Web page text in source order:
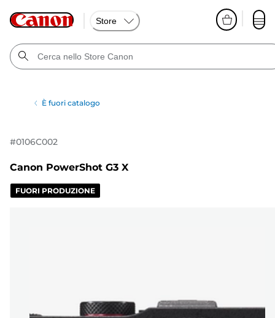
Store
È fuori catalogo
#0106C002
Canon PowerShot G3 X
FUORI PRODUZIONE